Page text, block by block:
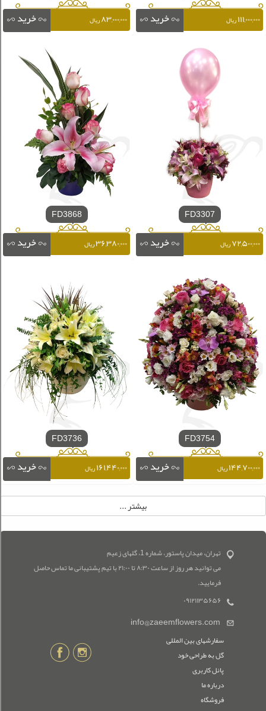
۱۱۱,۰۰۰,۰۰۰ریال
۸۳,۰۰۰,۰۰۰ریال
FD3307
۷۲,۵۰۰,۰۰۰ریال
FD3868
۳۶,۳۸۰,۰۰۰ریال
FD3754
۱۴۴,۷۰۰,۰۰۰ریال
FD3736
۱۶۱,۴۴۰,۰۰۰ریال
تهران، میدان پاستور، شماره 1، گلهای زعیم
می توانید هر روز از ساعت ۸:۳۰ تا ۲۱:۰۰ با تیم پشتیبانی ما تماس حاصل
فرمایید.
۰۹۱۲۱۱۳۵۶۵۶
info@zaeemflowers.com
سفارشهای بین المللی
گل به طراحی خود
پانل کاربری
درباره ما
فروشگاه